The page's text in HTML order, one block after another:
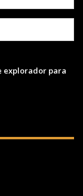
explorador para